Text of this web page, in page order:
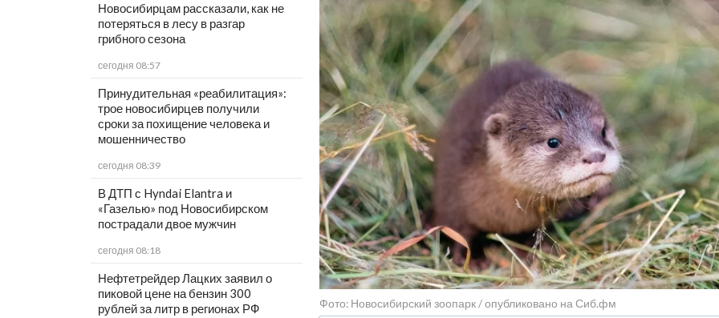
Новосибирцам рассказали, как не
потеряться в лесу в разгар
грибного сезона
сегодня 08:57
Принудительная «реабилитация»:
трое новосибирцев получили
сроки за похищение человека и
мошенничество
сегодня 08:39
В ДТП с Hyndai Elantra и
«Газелью» под Новосибирском
пострадали двое мужчин
сегодня 08:18
Нефтетрейдер Лацких заявил о
пиковой цене на бензин 300
рублей за литр в регионах РФ
Фото: Новосибирский зоопарк / опубликовано на Сиб.фм